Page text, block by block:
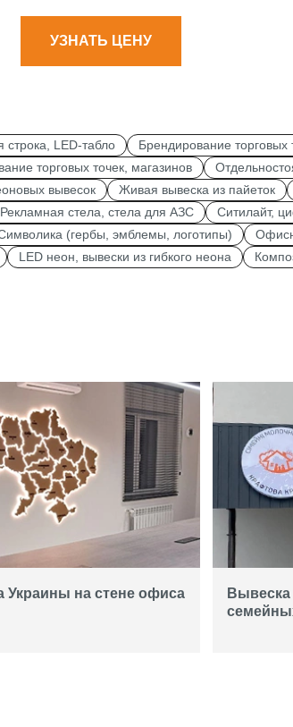
УЗНАТЬ ЦЕНУ
строка, LED-табло
Брендирование торговых
торговых точек, магазинов
вывесок Живая вывеска из пайеток
Рекламная стела, стела для АЗС
Ситилайт,
(гербы, эмблемы, логотипы)
LED неон, вывески из гибкого неона
Украины на стене офиса